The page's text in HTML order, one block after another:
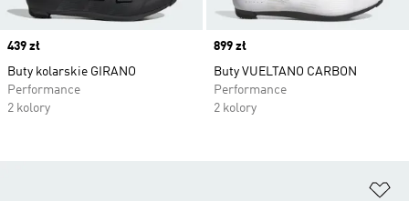
Price
439 zł
Buty kolarskie GIRANO
Performance
2 kolory
Price
899 zł
Buty VUELTANO CARBON
Performance
2 kolory